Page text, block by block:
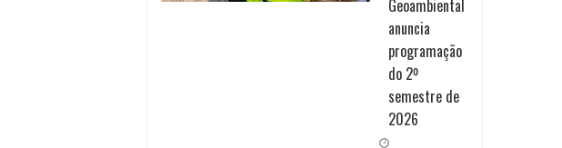
Geoambiental
anuncia
programação
do 2º
semestre de
2026